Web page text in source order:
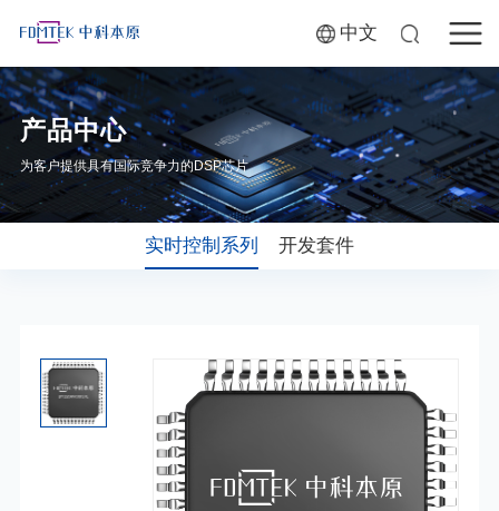
中文
产品中心
为客户提供具有国际竞争力的DSP芯片
实时控制系列 开发套件